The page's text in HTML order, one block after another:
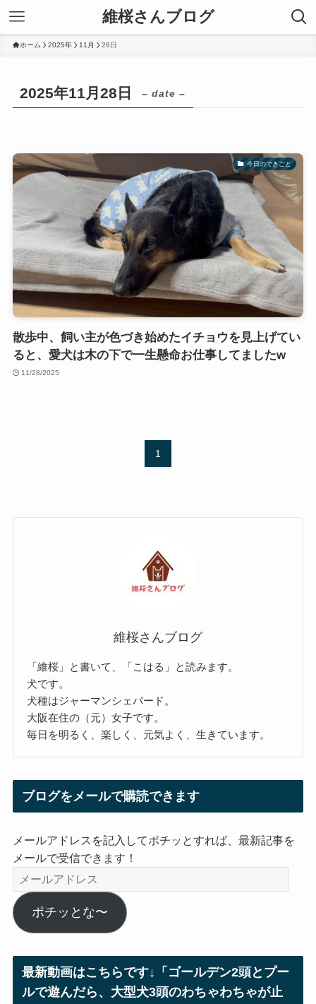
維桜さんブログ
ホーム 2025年 11月 28日
2025年11月28日 – date –
今日のできごと
散歩中、飼い主が色づき始めたイチョウを見上げてい
ると、愛犬は木の下で一生懸命お仕事してましたw
11/28/2025
1
維桜さんブログ
「維桜」と書いて、「こはる」と読みます。
犬です。
犬種はジャーマンシェパード。
大阪在住の（元）女子です。
毎日を明るく、楽しく、元気よく、生きています。
ブログをメールで購読できます
メールアドレスを記入してポチッとすれば、最新記事を
メールで受信できます！
メ
ー
ル
ア
ス
ポチッとな〜
最新動画はこちらです↓「ゴールデン2頭とプー
ルで遊んだら、大型犬3頭のわちゃわちゃが止